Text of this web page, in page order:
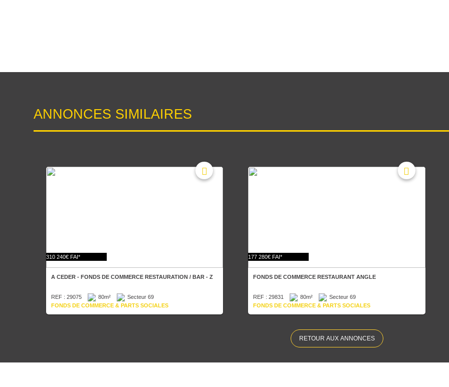
ANNONCES SIMILAIRES
310 240€ FAI*
A CEDER - FONDS DE COMMERCE RESTAURATION / BAR - Z
REF : 29075 80m²
Secteur 69
FONDS DE COMMERCE & PARTS SOCIALES
177 280€ FAI*
FONDS DE COMMERCE RESTAURANT ANGLE
REF : 29831 80m²
Secteur 69
FONDS DE COMMERCE & PARTS SOCIALES
RETOUR AUX ANNONCES